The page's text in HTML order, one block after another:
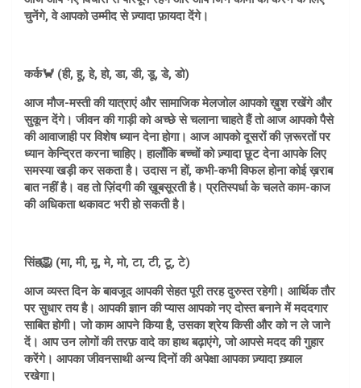
चुनेंगे, वे आपको उम्मीद से ज़्यादा फ़ायदा देंगे।
कर्क🦀 (ही, हू, हे, हो, डा, डी, डू, डे, डो)
आज मौज-मस्ती की यात्राएं और सामाजिक मेलजोल आपको ख़ुश रखेंगे और
सुकून देंगे। जीवन की गाड़ी को अच्छे से चलाना चाहते हैं तो आज आपको पैसे
की आवाजाही पर विशेष ध्यान देना होगा। आज आपको दूसरों की ज़रूरतों पर
ध्यान केन्द्रित करना चाहिए। हालाँकि बच्चों को ज़्यादा छूट देना आपके लिए
समस्या खड़ी कर सकता है। उदास न हों, कभी-कभी विफल होना कोई ख़राब
बात नहीं है। वह तो ज़िंदगी की ख़ूबसूरती है। प्रतिस्पर्धा के चलते काम-काज
की अधिकता थकावट भरी हो सकती है।
सिंह🦁 (मा, मी, मू, मे, मो, टा, टी, टू, टे)
आज व्यस्त दिन के बावजूद आपकी सेहत पूरी तरह दुरुस्त रहेगी। आर्थिक तौर
पर सुधार तय है। आपकी ज्ञान की प्यास आपको नए दोस्त बनाने में मददगार
साबित होगी। जो काम आपने किया है, उसका श्रेय किसी और को न ले जाने
दें। आप उन लोगों की तरफ़ वादे का हाथ बढ़ाएंगे, जो आपसे मदद की गुहार
करेंगे। आपका जीवनसाथी अन्य दिनों की अपेक्षा आपका ज़्यादा ख़्याल
रखेगा।